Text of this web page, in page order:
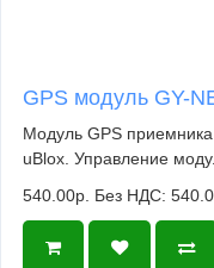
GPS модуль GY-
Модуль GPS
uBlox. Управление
540.00р. Без НДС: